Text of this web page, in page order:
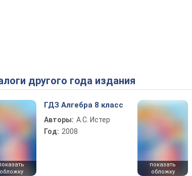
другого года издания
обложку
ГДЗ Алгебра 8 класс
Авторы: А.С. Истер
Год: 2008
показать
обложку